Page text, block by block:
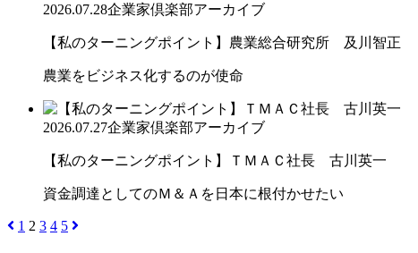
2026.07.28企業家倶楽部アーカイブ
【私のターニングポイント】農業総合研究所 及川智正
農業をビジネス化するのが使命
2026.07.27企業家倶楽部アーカイブ
【私のターニングポイント】ＴＭＡＣ社長 古川英一
資金調達としてのＭ＆Ａを日本に根付かせたい
1 2 3 4 5